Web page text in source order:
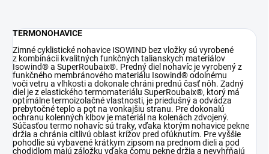
TERMONOHAVICE
Zimné cyklistické nohavice ISOWIND bez vložky sú vyrobené
z kombinácii kvalitných funkčných talianskych materiálov
Isowind® a SuperRoubaix®. Predný diel nohavíc je vyrobený z
funkčného membránového materiálu Isowind® odolnému
voči vetru a vlhkosti a dokonale chráni prednú časť nôh. Zadný
diel je z elastického termomateriálu SuperRoubaix®, ktorý má
optimálne termoizolačné vlastnosti, je priedušný a odvádza
prebytočné teplo a pot na vonkajšiu stranu. Pre dokonalú
ochranu kolenných kĺbov je materiál na kolenách zdvojený.
Súčasťou termo nohavíc sú traky, vďaka ktorým nohavice pekne
držia a chránia citlivú oblast krížov pred ofúknutím. Pre vyššie
pohodlie sú vybavené krátkym zipsom na prednom dieli a pod
chodidlom majú záložku vďaka čomu pekne držia a nevyhŕňajú